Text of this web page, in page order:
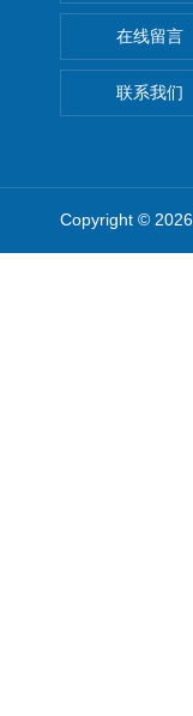
在线留言
联系我们
Copyright ©